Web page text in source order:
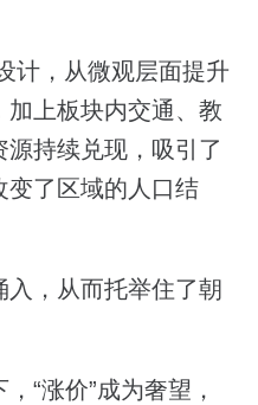
计，从微观层面提升
加上板块内交通、教
持续兑现，吸引了
变了区域的人口结
，从而托举住了朝
“涨价”成为奢望，